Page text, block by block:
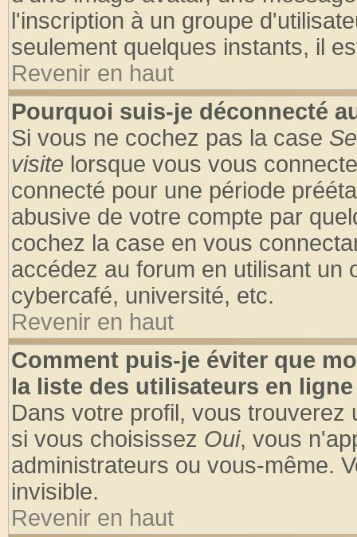
l'inscription à un groupe
seulement quelques instants, il
Revenir en haut
Pourquoi suis-je déconnecté
Si vous ne cochez pas la case
visite lorsque vous vous
connecté pour une période
abusive de votre compte par
cochez la case en vous
accédez au forum en utilisant un
cybercafé, université, etc.
Revenir en haut
Comment puis-je éviter que
la liste des utilisateurs en
Dans votre profil, vous trouverez
si vous choisissez Oui, vous
administrateurs ou vous-même.
invisible.
Revenir en haut